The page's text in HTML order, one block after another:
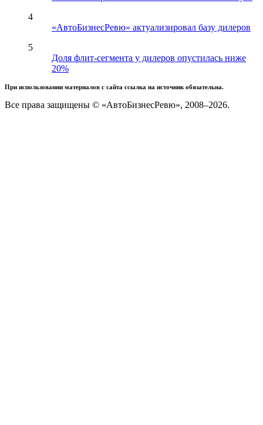
4
«АвтоБизнесРевю» актуализировал базу дилеров
5
Доля флит-сегмента у дилеров опустилась ниже
20%
При использовании материалов с сайта ссылка на источник обязательна.
Все права защищены © «АвтоБизнесРевю», 2008–2026.